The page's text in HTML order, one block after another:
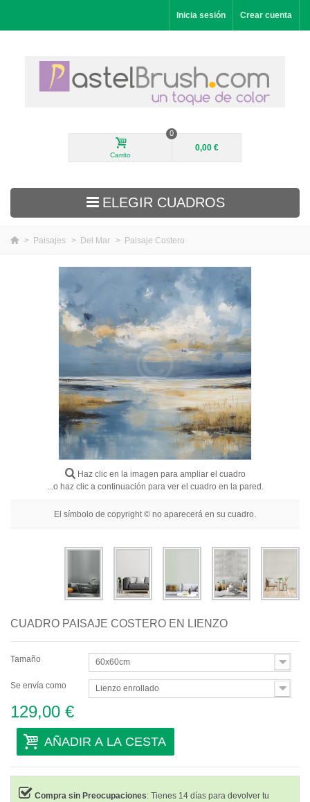
Inicia sesión Crear cuenta
Carrito
0
0,00 €
ELEGIR CUADROS
Decorativos
Por Habitación
> Paisajes > Del Mar > Paisaje Costero
Haz clic en la imagen para ampliar el cuadro
...o haz clic a continuación para ver el cuadro en la pared.
El símbolo de copyright © no aparecerá en su cuadro.
CUADRO PAISAJE COSTERO EN LIENZO
Tamaño 60x60cm
Se envía como Lienzo enrollado
129,00 €
AÑADIR A LA CESTA
Compra sin Preocupaciones: Tienes 14 días para devolver tu